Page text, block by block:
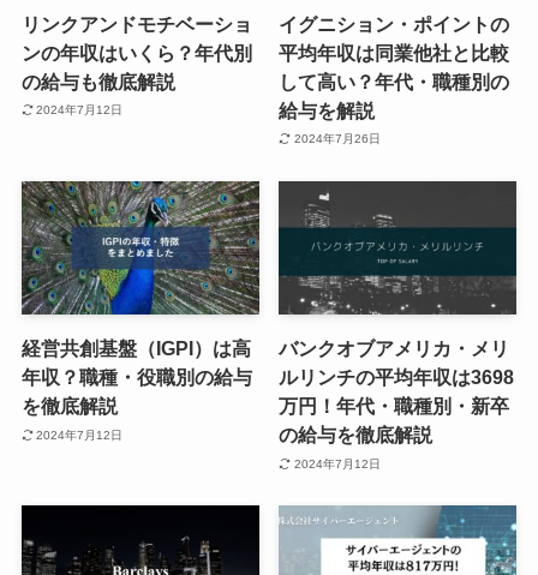
リンクアンドモチベーショ
ンの年収はいくら？年代別
の給与も徹底解説
2024年7月12日
イグニション・ポイントの
平均年収は同業他社と比較
して高い？年代・職種別の
給与を解説
2024年7月26日
経営共創基盤（IGPI）は高
年収？職種・役職別の給与
を徹底解説
2024年7月12日
バンクオブアメリカ・メリ
ルリンチの平均年収は3698
万円！年代・職種別・新卒
の給与を徹底解説
2024年7月12日